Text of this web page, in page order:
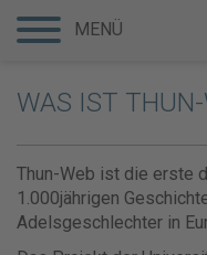
WAS IST THUN-
Thun-Web ist die erste
1.000jährigen
Adelsgeschlechter in
MENÜ